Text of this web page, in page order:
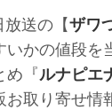
放送の【ザワ
いかの値段を
め『ルナピエ
お取り寄せ情